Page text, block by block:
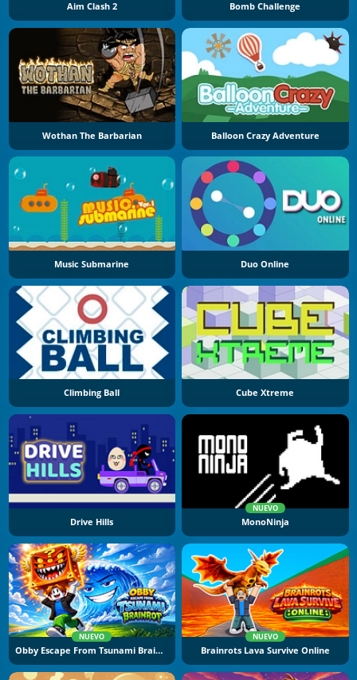
Aim Clash 2 Bomb Challenge
Wothan The Barbarian Balloon Crazy Adventure
Music Submarine Duo Online
Climbing Ball Cube Xtreme
Drive Hills
NUEVO
MonoNinja
NUEVO
Obby Escape From Tsunami Brainrot
NUEVO
Brainrots Lava Survive Online